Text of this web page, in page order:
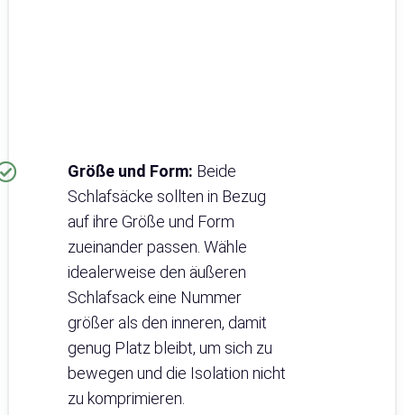
Größe und Form: Beide
Schlafsäcke sollten in Bezug
auf ihre Größe und Form
zueinander passen. Wähle
idealerweise den äußeren
Schlafsack eine Nummer
größer als den inneren, damit
genug Platz bleibt, um sich zu
bewegen und die Isolation nicht
zu komprimieren.